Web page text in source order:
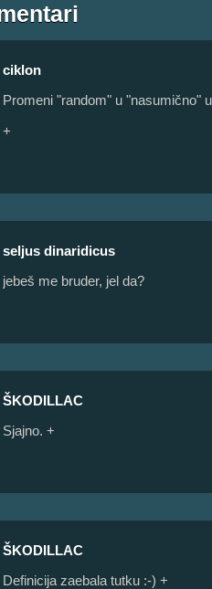
ciklon
Promeni "random" u "nasumično"
+
seljus dinaridicus
jebeš me bruder, jel da?
ŠKODILLAC
Sjajno. +
ŠKODILLAC
Definicija zaebala tutku :-) +